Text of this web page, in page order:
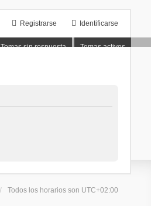
Identificarse
Registrarse
Temas sin respuesta Temas activos
Todos los horarios son UTC+02:00